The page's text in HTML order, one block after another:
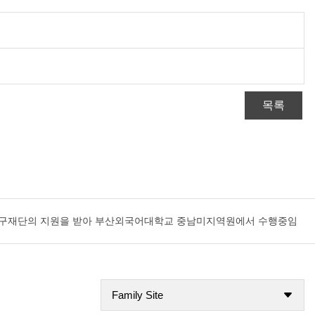
목록
단의 지원을 받아 부산외국어대학교 중남미지역원에서 수행중임
Family Site